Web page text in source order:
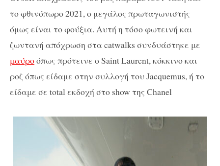
το φθινόπωρο 2021, ο μεγάλος πρωταγωνιστής
όμως είναι το φούξια. Αυτή η τόσο φωτεινή και
ζωντανή απόχρωση στα catwalks συνδυάστηκε με
μαύροόπως πρότεινε ο Saint Laurent, κόκκινο και
ροζ όπως είδαμε στην συλλογή του Jacquemus, ή το
είδαμε σε total εκδοχή στο show της Chanel